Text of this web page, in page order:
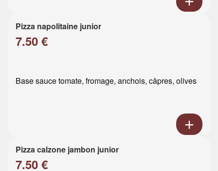
Pizza napolitaine junior
7.50 €
Base sauce tomate, fromage, anchois, câpres, olives
Pizza calzone jambon junior
7.50 €